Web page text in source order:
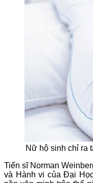
Nữ hộ sinh chỉ ra
Tiến sĩ Norman
và Hành vi của Đại